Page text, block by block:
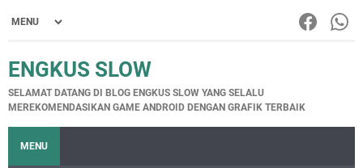
ENGKUS SLOW
SELAMAT DATANG DI BLOG ENGKUS SLOW YANG SELALU
MEREKOMENDASIKAN GAME ANDROID DENGAN GRAFIK TERBAIK
MENU